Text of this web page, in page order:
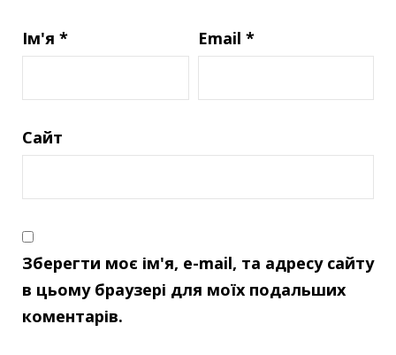
Ім'я * Email *
Сайт
Зберегти моє ім'я, e-mail, та адресу сайту
в цьому браузері для моїх подальших
коментарів.